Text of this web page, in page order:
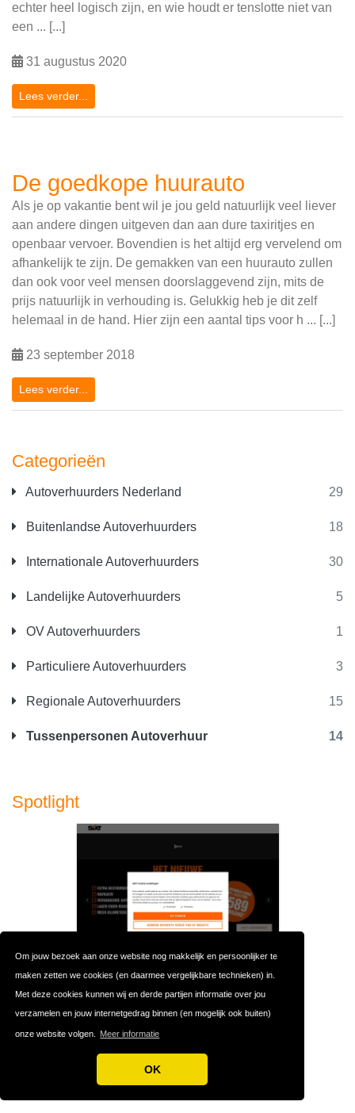
Om jouw bezoek aan onze website nog makkelijk en persoonlijker te
maken zetten we cookies (en daarmee vergelijkbare technieken) in.
Met deze cookies kunnen wij en derde partijen informatie over jou
verzamelen en jouw internetgedrag binnen (en mogelijk ook buiten)
onze website volgen. Meer informatie
OK
Categorieën
Autoverhuurders Nederland 29
Buitenlandse Autoverhuurders 18
Internationale Autoverhuurders 30
Landelijke Autoverhuurders 5
OV Autoverhuurders 1
Particuliere Autoverhuurders 3
Regionale Autoverhuurders 15
Tussenpersonen Autoverhuur 14
Spotlight
Sixt
Populaire Autoverhuurders
echter heel logisch zijn, en wie houdt er tenslotte niet van
een ... [...]
31 augustus 2020
Lees verder...
De goedkope huurauto
Als je op vakantie bent wil je jou geld natuurlijk veel liever
aan andere dingen uitgeven dan aan dure taxiritjes en
openbaar vervoer. Bovendien is het altijd erg vervelend om
afhankelijk te zijn. De gemakken van een huurauto zullen
dan ook voor veel mensen doorslaggevend zijn, mits de
prijs natuurlijk in verhouding is. Gelukkig heb je dit zelf
helemaal in de hand. Hier zijn een aantal tips voor h ... [...]
23 september 2018
Lees verder...